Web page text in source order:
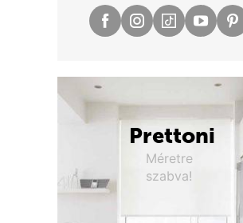
Prettoni
Méretre
szabva!